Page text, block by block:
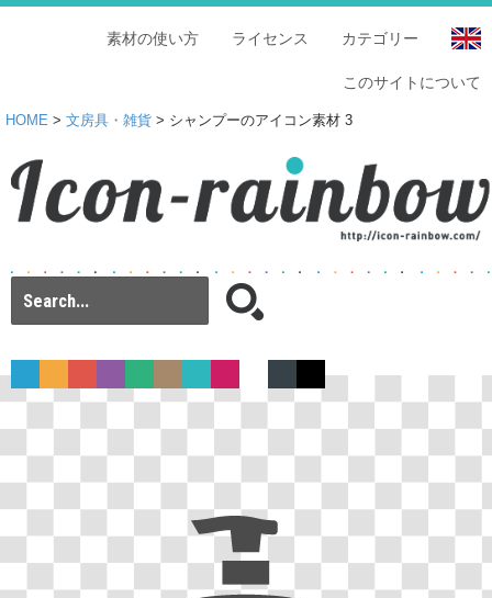
カテゴリー
ライセンス
素材の使い方
このサイトについて
HOME > 文房具・雑貨 > シャンプーのアイコン素材 3